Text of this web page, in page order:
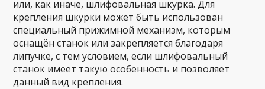
или, как иначе, шлифовальная шкурка. Для
крепления шкурки может быть использован
специальный прижимной механизм, которым
оснащён станок или закрепляется благодаря
липучке, с тем условием, если шлифовальный
станок имеет такую особенность и позволяет
данный вид крепления.